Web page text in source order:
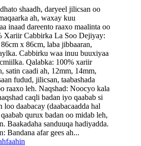
shaadh, daryeel jilicsan oo
ah, waxay kuu
inaad dareento raaxo maalinta oo
Xariir Cabbirka La Soo Dejiyay:
x 86cm, laba jibbaaran,
Cabbirku waa inuu buuxiyaa
Qalabka: 100% xariir
satin caadi ah, 12mm, 14mm,
fudud, jilicsan, taabashada
raaxo leh. Naqshad: Noocyo kala
caqli badan iyo qaabab si
loo daabacay (daabacaadda hal
qurux badan oo midab leh,
Baakadaha sanduuqa hadiyadda.
Bandana afar gees ah...